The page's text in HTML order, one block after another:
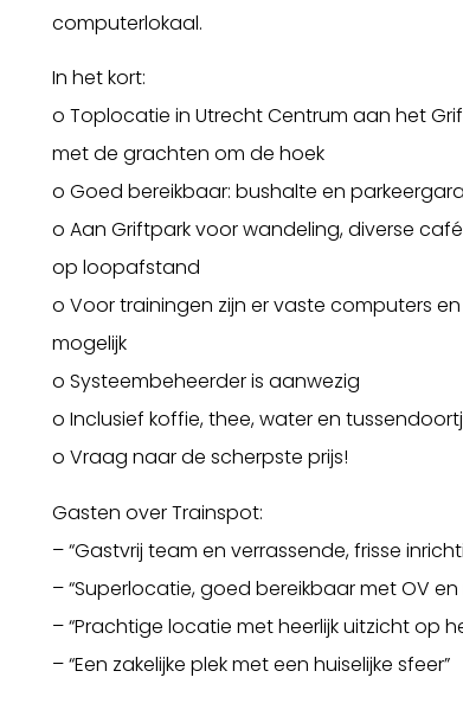
computerlokaal.
In het kort:
o Toplocatie in Utrecht Centrum aan het
met de grachten om de hoek
o Goed bereikbaar: bushalte en
o Aan Griftpark voor wandeling, diverse
op loopafstand
o Voor trainingen zijn er vaste computers
mogelijk
o Systeembeheerder is aanwezig
o Inclusief koffie, thee, water en
o Vraag naar de scherpste prijs!
Gasten over Trainspot:
– “Gastvrij team en verrassende, frisse
– “Superlocatie, goed bereikbaar met OV
– “Prachtige locatie met heerlijk uitzicht op
– “Een zakelijke plek met een huiselijke sfeer”